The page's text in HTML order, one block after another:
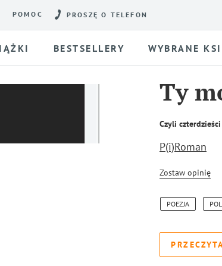
POMOC PROSZĘ O TELEFON
BESTSELLERY WYBRANE
Ty
Czyli
P(i)Roman
Zostaw opinię
POEZJA